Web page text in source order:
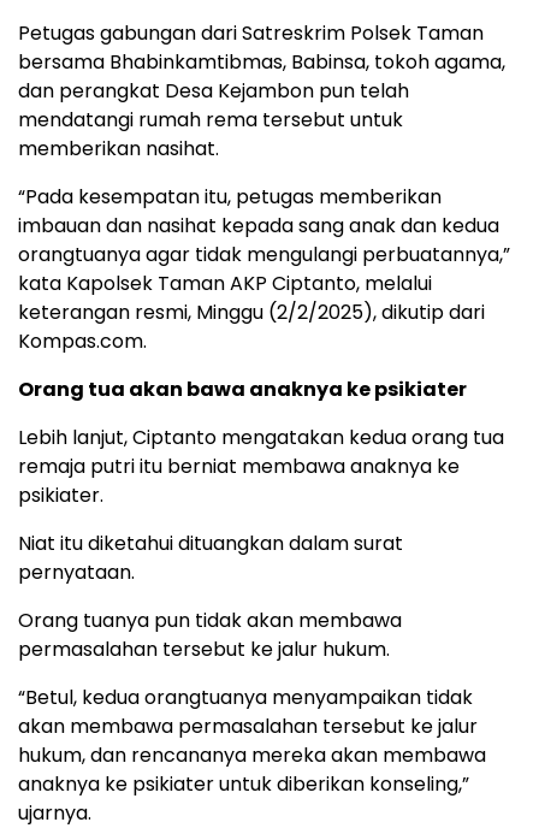
Petugas gabungan dari Satreskrim Polsek Taman
bersama Bhabinkamtibmas, Babinsa, tokoh agama,
dan perangkat Desa Kejambon pun telah
mendatangi rumah rema tersebut untuk
memberikan nasihat.
“Pada kesempatan itu, petugas memberikan
imbauan dan nasihat kepada sang anak dan kedua
orangtuanya agar tidak mengulangi perbuatannya,”
kata Kapolsek Taman AKP Ciptanto, melalui
keterangan resmi, Minggu (2/2/2025), dikutip dari
Kompas.com.
Orang tua akan bawa anaknya ke psikiater
Lebih lanjut, Ciptanto mengatakan kedua orang tua
remaja putri itu berniat membawa anaknya ke
psikiater.
Niat itu diketahui dituangkan dalam surat
pernyataan.
Orang tuanya pun tidak akan membawa
permasalahan tersebut ke jalur hukum.
“Betul, kedua orangtuanya menyampaikan tidak
akan membawa permasalahan tersebut ke jalur
hukum, dan rencananya mereka akan membawa
anaknya ke psikiater untuk diberikan konseling,”
ujarnya.